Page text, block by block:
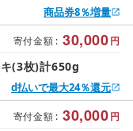
商品券8％増量
寄付金額 : 30,000円
(3枚)計650g
d払いで最大24％還元
寄付金額 : 30,000円